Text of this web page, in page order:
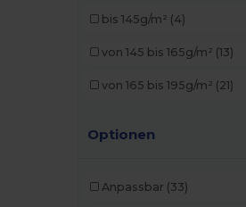
bis 145g/m² (4)
von 145 bis 165g/m² (13)
von 165 bis 195g/m² (21)
Optionen
Anpassbar (33)